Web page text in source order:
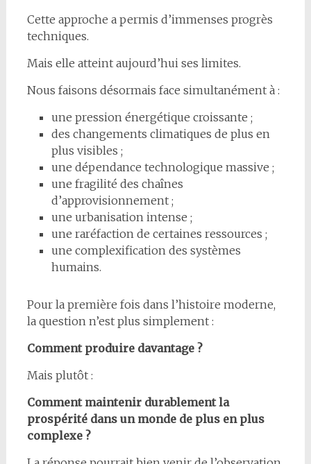
Cette approche a permis d’immenses progrès
techniques.
Mais elle atteint aujourd’hui ses limites.
Nous faisons désormais face simultanément à :
une pression énergétique croissante ;
des changements climatiques de plus en
plus visibles ;
une dépendance technologique massive ;
une fragilité des chaînes
d’approvisionnement ;
une urbanisation intense ;
une raréfaction de certaines ressources ;
une complexification des systèmes
humains.
Pour la première fois dans l’histoire moderne,
la question n’est plus simplement :
Comment produire davantage ?
Mais plutôt :
Comment maintenir durablement la
prospérité dans un monde de plus en plus
complexe ?